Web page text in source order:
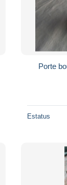
Porte
Estatus